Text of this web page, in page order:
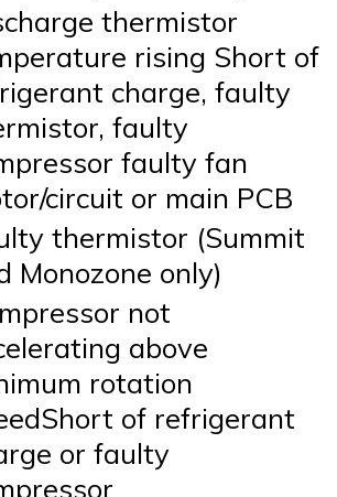
thermistor
rising Short of
charge, faulty
faulty
faulty fan
circuit or main PCB
thermistor (Summit
Monozone only)
not
above
rotation
of refrigerant
or faulty